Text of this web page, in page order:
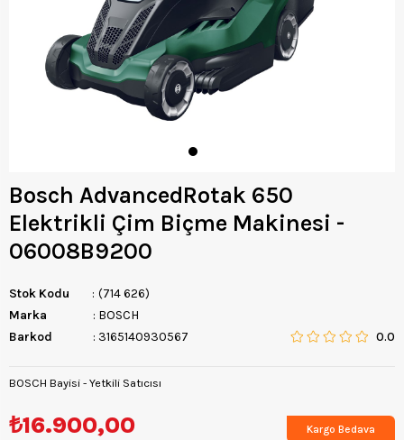
Bosch AdvancedRotak 650
Elektrikli Çim Biçme Makinesi -
06008B9200
Stok Kodu
(714 626)
Marka
: BOSCH
Barkod
: 3165140930567 0.0
BOSCH Bayisi - Yetkili Satıcısı
₺16.900,00 Kargo Bedava